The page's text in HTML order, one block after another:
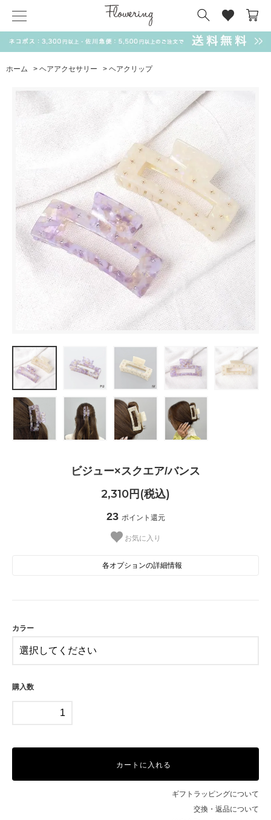
ホーム > ヘアアクセサリー > ヘアクリップ
ビジュー×スクエア/バンス
2,310円(税込)
23 ポイント還元
お気に入り
各オプションの詳細情報
カラー
購入数
カートに入れる
ギフトラッピングについて
交換・返品について
気化冷却スカーフ matsui サンリオ キーポーチ
MAGUFIT チャーム ドラえもん
SALE